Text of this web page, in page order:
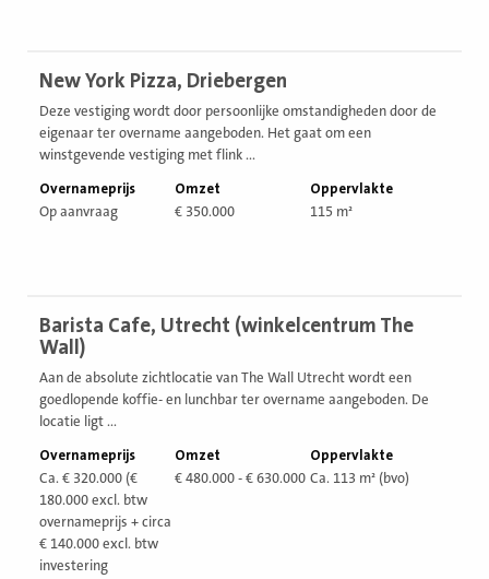
New York Pizza, Driebergen
Deze vestiging wordt door persoonlijke omstandigheden door de
eigenaar ter overname aangeboden. Het gaat om een
winstgevende vestiging met flink ...
Overnameprijs
Op aanvraag
Omzet
€ 350.000
Oppervlakte
115 m²
vestiging
Barista Cafe, Utrecht (winkelcentrum The
Wall)
Aan de absolute zichtlocatie van The Wall Utrecht wordt een
goedlopende koffie- en lunchbar ter overname aangeboden. De
locatie ligt ...
Overnameprijs
Ca. € 320.000 (€
180.000 excl. btw
overnameprijs + circa
€ 140.000 excl. btw
investering
Omzet
€ 480.000 - € 630.000
Oppervlakte
Ca. 113 m² (bvo)
vestiging